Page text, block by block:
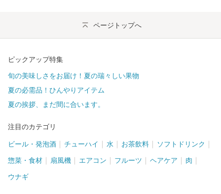
ページトップへ
ピックアップ特集
旬の美味しさをお届け！夏の瑞々しい果物
夏の必需品！ひんやりアイテム
夏の挨拶、まだ間に合います。
注目のカテゴリ
ビール・発泡酒 チューハイ 水 お茶飲料 ソフトドリンク
惣菜・食材 扇風機 エアコン フルーツ ヘアケア 肉
ウナギ